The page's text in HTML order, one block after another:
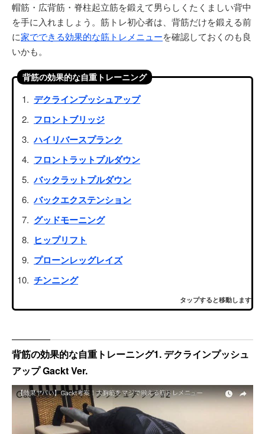
帽筋・広背筋・脊柱起立筋を鍛えて男らしくたくましい背中
を手に入れましょう。筋トレ初心者は、背筋だけを鍛える前
に家でできる効果的な筋トレメニューを確認しておくのも良
いかも。
背筋の効果的な自重トレーニング
デクラインプッシュアップ
フロントブリッジ
ハイリバースプランク
フロントラットプルダウン
バックラットプルダウン
バックエクステンション
グッドモーニング
ヒップリフト
プローンレッグレイズ
チンニング
タップすると移動します
背筋の効果的な自重トレーニング1. デクラインプッシュ
アップ Gackt Ver.